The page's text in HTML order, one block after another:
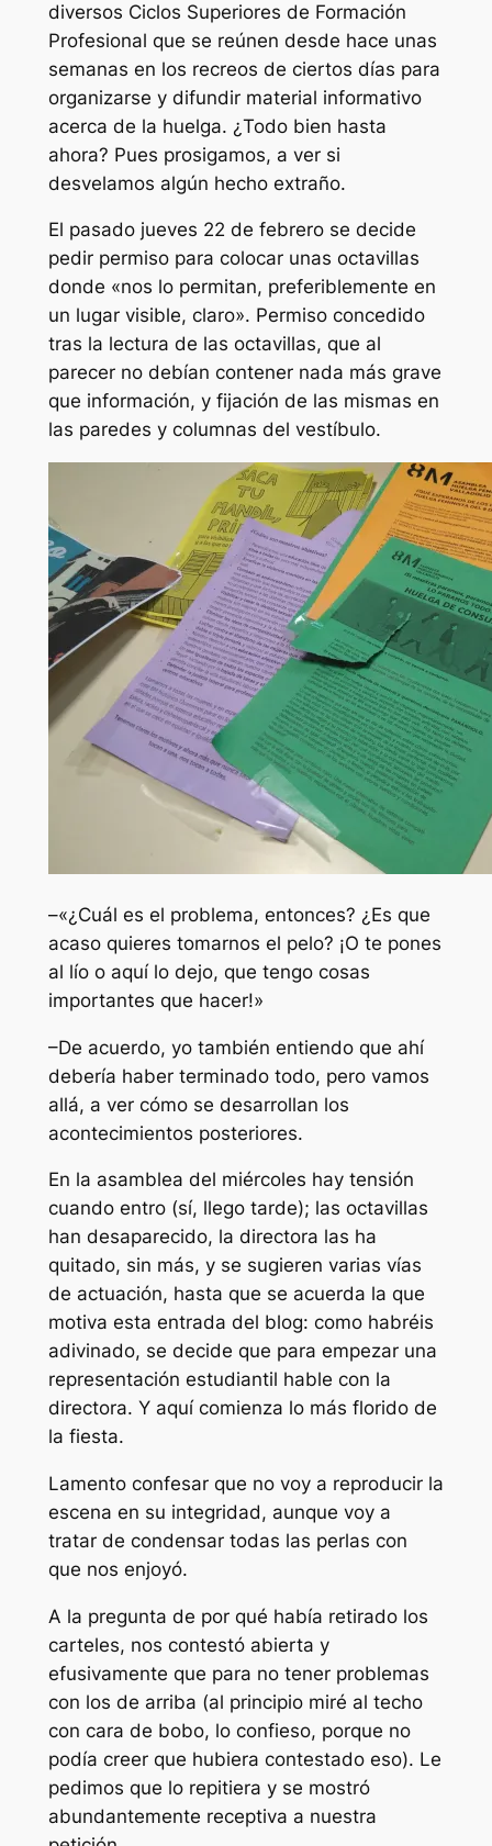
diversos Ciclos Superiores de Formación
Profesional que se reúnen desde hace unas
semanas en los recreos de ciertos días para
organizarse y difundir material informativo
acerca de la huelga. ¿Todo bien hasta
ahora? Pues prosigamos, a ver si
desvelamos algún hecho extraño.
El pasado jueves 22 de febrero se decide
pedir permiso para colocar unas octavillas
donde «nos lo permitan, preferiblemente en
un lugar visible, claro». Permiso concedido
tras la lectura de las octavillas, que al
parecer no debían contener nada más grave
que información, y fijación de las mismas en
las paredes y columnas del vestíbulo.
–«¿ Cuál es el problema, entonces? ¿Es que
acaso quieres tomarnos el pelo? ¡O te pones
al lío o aquí lo dejo, que tengo cosas
importantes que hacer!»
–De acuerdo, yo también entiendo que ahí
debería haber terminado todo, pero vamos
allá, a ver cómo se desarrollan los
acontecimientos posteriores.
En la asamblea del miércoles hay tensión
cuando entro (sí, llego tarde); las octavillas
han desaparecido, la directora las ha
quitado, sin más, y se sugieren varias vías
de actuación, hasta que se acuerda la que
motiva esta entrada del blog: como habréis
adivinado, se decide que para empezar una
representación estudiantil hable con la
directora. Y aquí comienza lo más florido de
la fiesta.
Lamento confesar que no voy a reproducir la
escena en su integridad, aunque voy a
tratar de condensar todas las perlas con
que nos enjoyó.
A la pregunta de por qué había retirado los
carteles, nos contestó abierta y
efusivamente que para no tener problemas
con los de arriba (al principio miré al techo
con cara de bobo, lo confieso, porque no
podía creer que hubiera contestado eso). Le
pedimos que lo repitiera y se mostró
abundantemente receptiva a nuestra